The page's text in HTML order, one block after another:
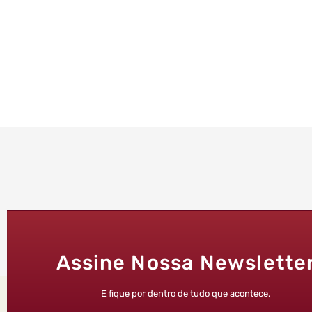
Assine Nossa
E fique por dentro de tudo que acontece.